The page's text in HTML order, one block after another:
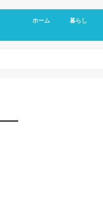
ホーム
プライバシーポリシー
暮らし
こども
エッセイ
ヘルスケア
ペット、動物